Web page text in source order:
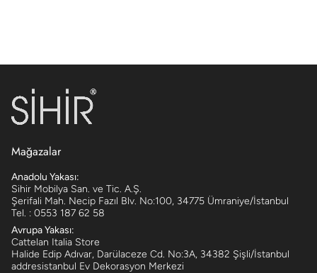
Mağazalar
Anadolu Yakası:
Sihir Mobilya San. ve Tic. A.Ş.
Şerifali Mah. Necip Fazıl Blv. No:100, 34775 Ümraniye/İstanbul
Tel. : 0553 187 62 58
Avrupa Yakası:
Cattelan Italia Store
Halide Edip Adıvar, Darülaceze Cd. No:3A, 34382 Şişli/İstanbul
addresistanbul Ev Dekorasyon Merkezi